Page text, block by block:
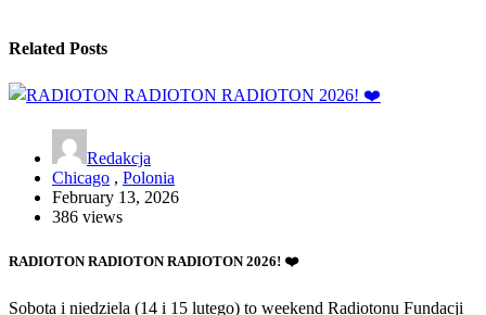
Related Posts
Redakcja
Chicago , Polonia
February 13, 2026
386 views
RADIOTON RADIOTON RADIOTON 2026! ❤️
Sobota i niedziela (14 i 15 lutego) to weekend Radiotonu Fundacji